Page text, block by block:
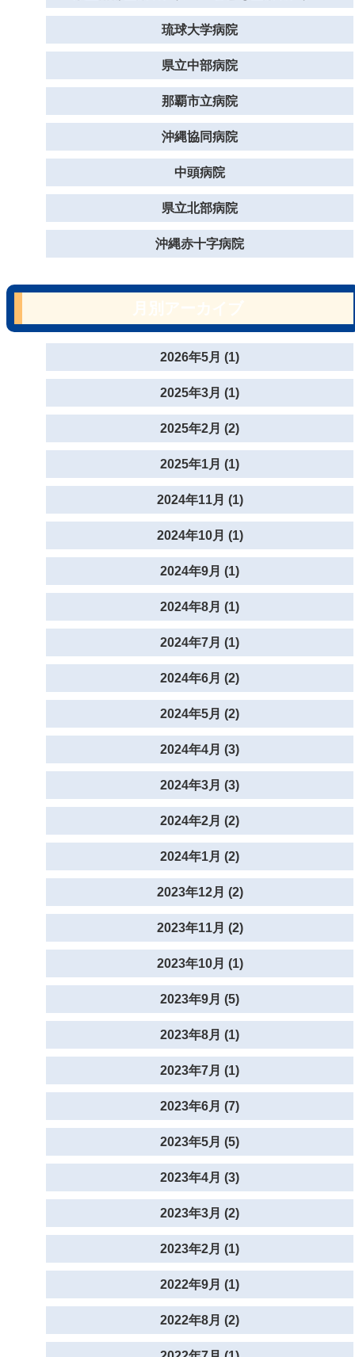
琉球大学病院
県立中部病院
那覇市立病院
沖縄協同病院
中頭病院
県立北部病院
沖縄赤十字病院
2026年5月 (1)
2025年3月 (1)
2025年2月 (2)
2025年1月 (1)
2024年11月 (1)
2024年10月 (1)
2024年9月 (1)
2024年8月 (1)
2024年7月 (1)
2024年6月 (2)
2024年5月 (2)
2024年4月 (3)
2024年3月 (3)
2024年2月 (2)
2024年1月 (2)
2023年12月 (2)
2023年11月 (2)
2023年10月 (1)
2023年9月 (5)
2023年8月 (1)
2023年7月 (1)
2023年6月 (7)
2023年5月 (5)
2023年4月 (3)
2023年3月 (2)
2023年2月 (1)
2022年9月 (1)
2022年8月 (2)